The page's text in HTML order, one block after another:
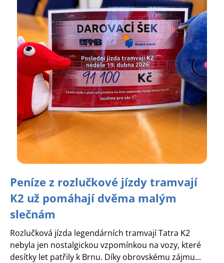
Peníze z rozlučkové jízdy tramvají
K2 už pomáhají dvěma malým
slečnám
Rozlučková jízda legendárních tramvají Tatra K2
nebyla jen nostalgickou vzpomínkou na vozy, které
desítky let patřily k Brnu. Díky obrovskému zájmu...